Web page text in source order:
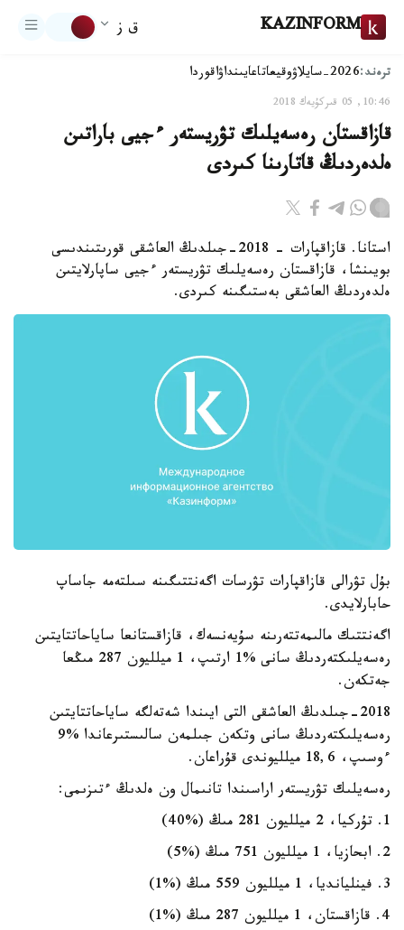
KAZINFORM ق ز
ترەند:2026-سايلاۋ وقيعاتاعايىنداۋاقوردا
10:46, 05 قىركۇيەك 2018
قازاقستان رەسەيلىك تۋريستەر ءجيى باراتىن
ەلدەردىڭ قاتارىنا كىردى
استانا. قازاقپارات - 2018-جىلدىڭ العاشقى قورىتىندىسى
بويىنشا، قازاقستان رەسەيلىك تۋريستەر ءجيى ساپارلايتىن
ەلدەردىڭ العاشقى بەستىگىنە كىردى.
بۇل تۋرالى قازاقپارات تۋرسات اگەنتتىگىنە سىلتەمە جاساپ
حابارلايدى.
اگەنتتىك مالىمەتتەرىنە سۇيەنسەك، قازاقستانعا ساياحاتتايتىن
رەسەيلىكتەردىڭ سانى %1 ارتىپ، 1 ميلليون 287 مىڭعا
جەتكەن.
2018-جىلدىڭ العاشقى التى ايىندا شەتەلگە ساياحاتتايتىن
رەسەيلىكتەردىڭ سانى وتكەن جىلمەن سالىستىرعاندا %9
ءوسىپ، 18,6 ميلليوندى قۇراعان.
رەسەيلىك تۋريستەر اراسىندا تانىمال ون ەلدىڭ ءتىزىمى:
1. تۇركيا، 2 ميلليون 281 مىڭ (%40)
2. ابحازيا، 1 ميلليون 751 مىڭ (%5)
3. فينليانديا، 1 ميلليون 559 مىڭ (%1)
4. قازاقستان، 1 ميلليون 287 مىڭ (%1)